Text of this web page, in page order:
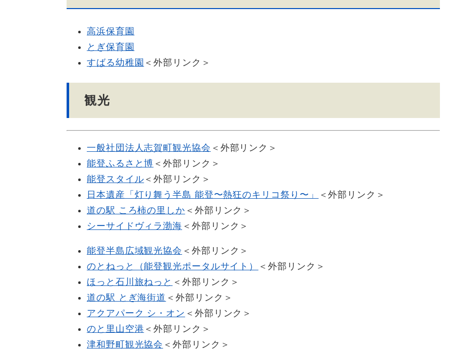
高浜保育園
とぎ保育園
すばる幼稚園 ＜外部リンク＞
観光
一般社団法人志賀町観光協会 ＜外部リンク＞
能登ふるさと博 ＜外部リンク＞
能登スタイル ＜外部リンク＞
日本遺産「灯り舞う半島 能登〜熱狂のキリコ祭り〜」
＜外部リンク＞
道の駅 ころ柿の里しか ＜外部リンク＞
シーサイドヴィラ渤海 ＜外部リンク＞
能登半島広域観光協会 ＜外部リンク＞
のとねっと（能登観光ポータルサイト）
＜外部リンク＞
ほっと石川旅ねっと ＜外部リンク＞
道の駅 とぎ海街道 ＜外部リンク＞
アクアパーク シ・オン ＜外部リンク＞
のと里山空港 ＜外部リンク＞
津和野町観光協会 ＜外部リンク＞